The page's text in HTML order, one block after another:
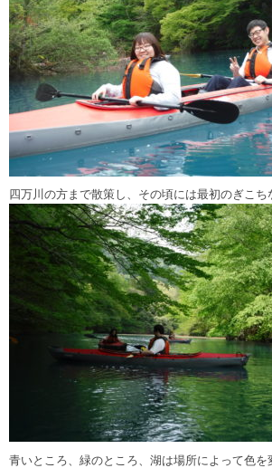
四万川の方まで散策し、その頃には最初のぎこち
青いところ、緑のところ、湖は場所によって色を